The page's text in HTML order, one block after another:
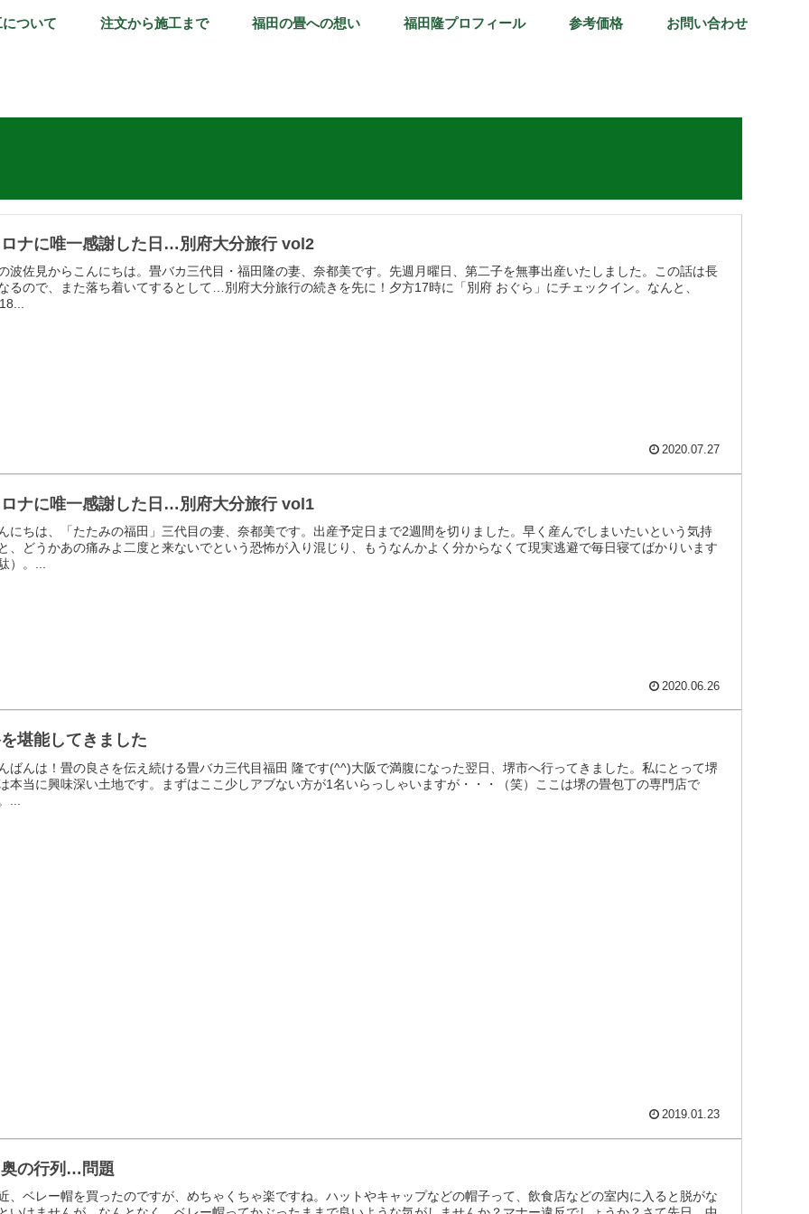
ついて 注文から施工まで 福田の畳への想い 福田隆プロフィール 参考価格 お問い合わせ
ナに唯一感謝した日…別府大分旅行 vol2
波佐見からこんにちは。畳バカ三代目・福田隆の妻、奈都美です。先週月曜日、第二子を無事出産いたしました。この話は長
るので、また落ち着いてするとして…別府大分旅行の続きを先に！夕方17時に「別府 おぐら」にチェックイン。なんと、
2020.07.27
ナに唯一感謝した日…別府大分旅行 vol1
にちは、「たたみの福田」三代目の妻、奈都美です。出産予定日まで2週間を切りました。早く産んでしまいたいという気持
、どうかあの痛みよ二度と来ないでという恐怖が入り混じり、もうなんかよく分からなくて現実逃避で毎日寝てばかりいます
）。...
2020.06.26
堪能してきました
ばんは！畳の良さを伝え続ける畳バカ三代目福田 隆です(^^)大阪で満腹になった翌日、堺市へ行ってきました。私にとって堺
本当に興味深い土地です。まずはここ少しアブない方が1名いらっしゃいますが・・・（笑）ここは堺の畳包丁の専門店で
...
2019.01.23
の行列…問題
、ベレー帽を買ったのですが、めちゃくちゃ楽ですね。ハットやキャップなどの帽子って、飲食店などの室内に入ると脱がな